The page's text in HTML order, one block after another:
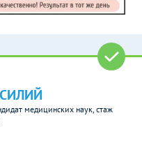
медицинских наук, стаж